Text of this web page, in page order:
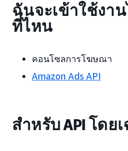
ฉันจะเข้าใช้งา
ที่ไหน
คอนโซลการโฆษณา
Amazon Ads API
สำหรับ API โดย